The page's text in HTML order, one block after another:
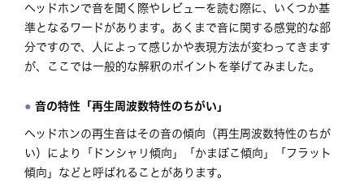
ヘッドホンで音を聞く際やレビューを読む際に、いくつか基
準となるワードがあります。あくまで音に関する感覚的な部
分ですので、人によって感じかや表現方法が変わってきます
が、ここでは一般的な解釈のポイントを挙げてみました。
音の特性「再生周波数特性のちがい」
ヘッドホンの再生音はその音の傾向（再生周波数特性のちが
い）により「ドンシャリ傾向」「かまぼこ傾向」「フラット
傾向」などと呼ばれることがあります。